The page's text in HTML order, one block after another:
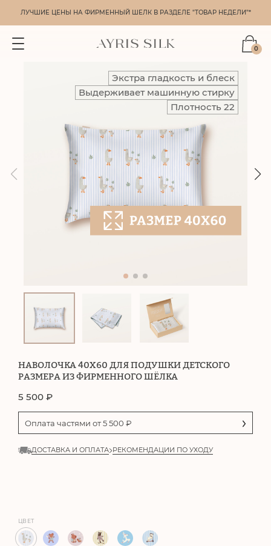
ЛУЧШИЕ ЦЕНЫ НА ФИРМЕННЫЙ ШЕЛК В РАЗДЕЛЕ "ТОВАР НЕДЕЛИ"*
0
Экстра гладкость и блеск
Выдерживает машинную стирку
Плотность 22
НАВОЛОЧКА 40Х60 ДЛЯ ПОДУШКИ ДЕТСКОГО
РАЗМЕРА ИЗ ФИРМЕННОГО ШЁЛКА
5 500 ₽
Оплата частями от5 500 ₽
ДОСТАВКА И ОПЛАТА РЕКОМЕНДАЦИИ ПО УХОДУ
ЦВЕТ